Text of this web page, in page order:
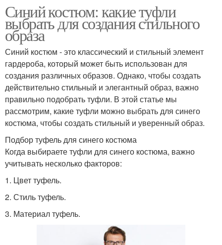
Синий костюм: какие туфли
выбрать для создания стильного
образа
Синий костюм - это классический и стильный элемент
гардероба, который может быть использован для
создания различных образов. Однако, чтобы создать
действительно стильный и элегантный образ, важно
правильно подобрать туфли. В этой статье мы
рассмотрим, какие туфли можно выбрать для синего
костюма, чтобы создать стильный и уверенный образ.
Подбор туфель для синего костюма
Когда выбираете туфли для синего костюма, важно
учитывать несколько факторов:
1. Цвет туфель.
2. Стиль туфель.
3. Материал туфель.